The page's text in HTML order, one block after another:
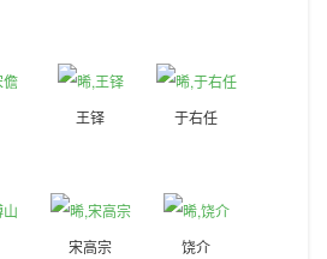
王铎 于右任
宋高宗 饶介